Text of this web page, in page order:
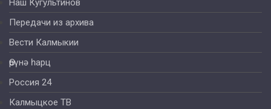
Наш Кугультинов
Передачи из архива
Вести Калмыкии
Өрүнә һарц
Россия 24
Калмыцкое ТВ